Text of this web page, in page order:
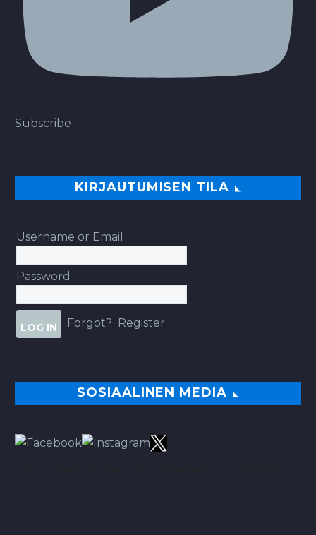
Subscribe
KIRJAUTUMISEN TILA
Username or Email
Password
Forgot? Register
SOSIAALINEN MEDIA